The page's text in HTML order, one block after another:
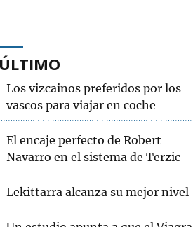
Los vizcainos preferidos por los
vascos para viajar en coche
El encaje perfecto de Robert
Navarro en el sistema de Terzic
Lekittarra alcanza su mejor nivel